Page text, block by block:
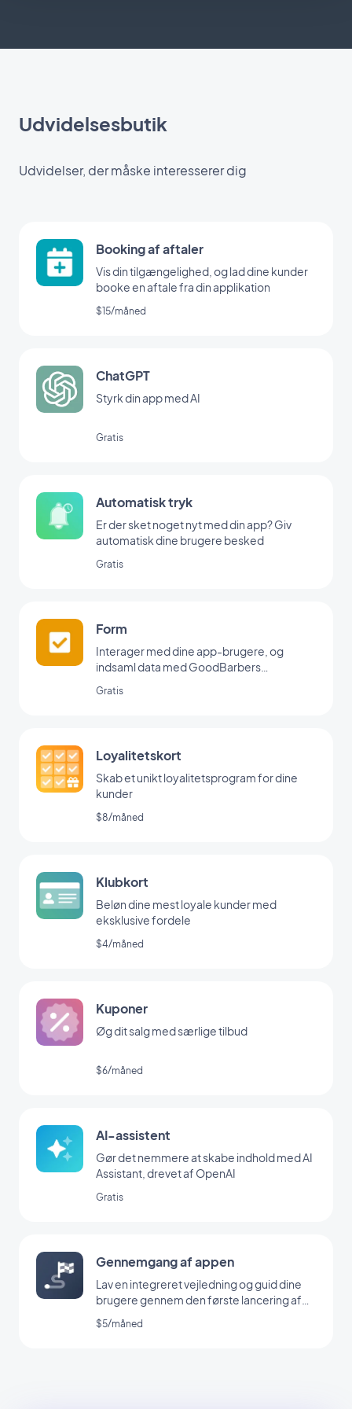
Udvidelsesbutik
Udvidelser, der måske interesserer dig
Booking af aftaler
Vis din tilgængelighed, og lad dine kunder
booke en aftale fra din applikation
$15/måned
ChatGPT
Styrk din app med AI
Gratis
Automatisk tryk
Er der sket noget nyt med din app? Giv
automatisk dine brugere besked
Gratis
Form
Interager med dine app-brugere, og
indsaml data med GoodBarbers
Gratis
Loyalitetskort
Skab et unikt loyalitetsprogram for dine
kunder
$8/måned
Klubkort
Beløn dine mest loyale kunder med
eksklusive fordele
$4/måned
Kuponer
Øg dit salg med særlige tilbud
$6/måned
AI-assistent
Gør det nemmere at skabe indhold med AI
Assistant, drevet af OpenAI
Gratis
Gennemgang af appen
Lav en integreret vejledning og guid dine
brugere gennem den første lancering af
din app
$5/måned